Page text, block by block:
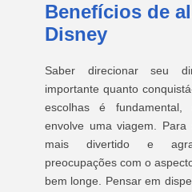
Benefícios de
Disney
Saber direcionar seu
importante quanto
escolhas é fundamental,
envolve uma viagem.
mais divertido e
preocupações com o
bem longe. Pensar em